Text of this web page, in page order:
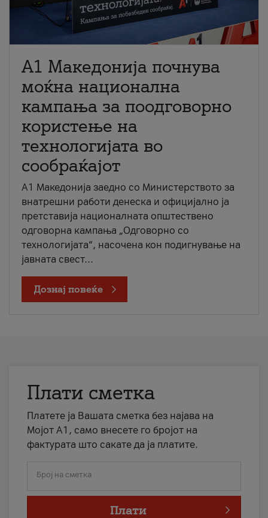
A1 Македонија почнува
моќна национална
кампања за поодговорно
користење на
технологијата во
сообраќајот
A1 Македонија заедно со Министерството за
внатрешни работи денеска и официјално ја
претставија националната општествено
одговорна кампања „Одговорно со
технологијата“, насочена кон подигнување на
јавната свест...
Дознај повеќе
Плати сметка
Платете ја Вашата сметка без најава на
Мојот А1, само внесете го бројот на
фактурата што сакате да ја платите.
Број на сметка
Плати